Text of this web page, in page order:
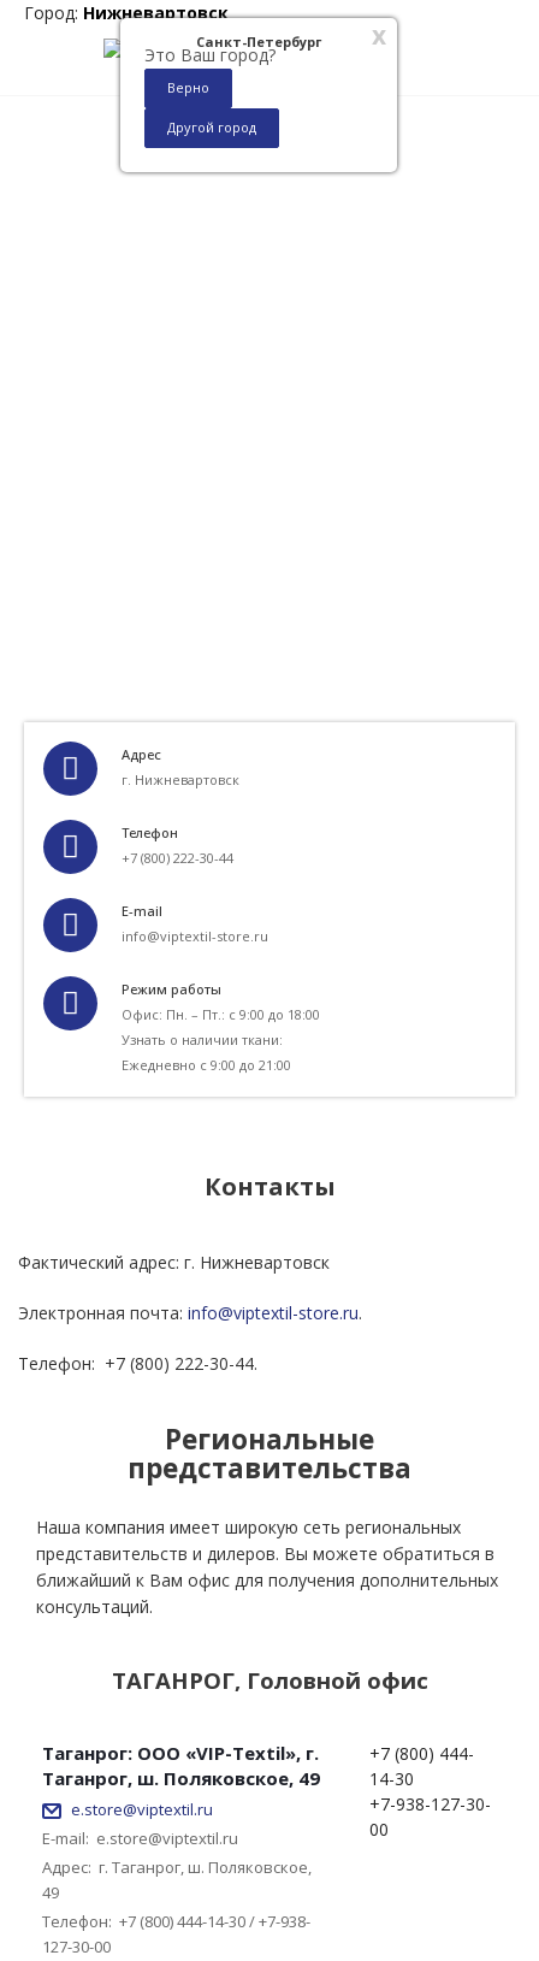
x
Санкт-Петербург
Это Ваш город?
Верно
Другой город
Город: Нижневартовск
Адрес
г. Нижневартовск
Телефон
+7 (800) 222-30-44
E-mail
info@viptextil-store.ru
Режим работы
Офис: Пн. – Пт.: с 9:00 до 18:00
Узнать о наличии ткани:
Ежедневно с 9:00 до 21:00
Контакты
Фактический адрес: г. Нижневартовск
Электронная почта: info@viptextil-store.ru.
Телефон: +7 (800) 222-30-44.
Региональные
представительства
Наша компания имеет широкую сеть региональных
представительств и дилеров. Вы можете обратиться в
ближайший к Вам офис для получения дополнительных
консультаций.
ТАГАНРОГ, Головной офис
Таганрог: ООО «VIP-Textil», г.
Таганрог, ш. Поляковское, 49
e.store@viptextil.ru
E-mail: e.store@viptextil.ru
Адрес: г. Таганрог, ш. Поляковское,
49
Телефон: +7 (800) 444-14-30 / +7-938-
127-30-00
+7 (800) 444-
14-30
+7-938-127-30-
00